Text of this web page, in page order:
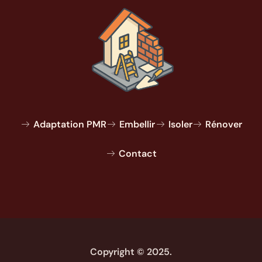
Adaptation PMR Embellir Isoler Rénover
Contact
Copyright © 2025.